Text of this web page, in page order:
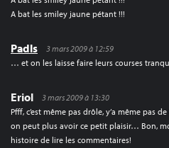
A bat les smiley jaune pétant !!!
Padls
3 mars 2009 à 12:59
… et on les laisse faire leurs courses
Eriol
3 mars 2009 à 13:30
Pfff, c’est même pas drôle, y’a même pas
on peut plus avoir ce petit plaisir… Bon,
histoire de lire les commentaires!